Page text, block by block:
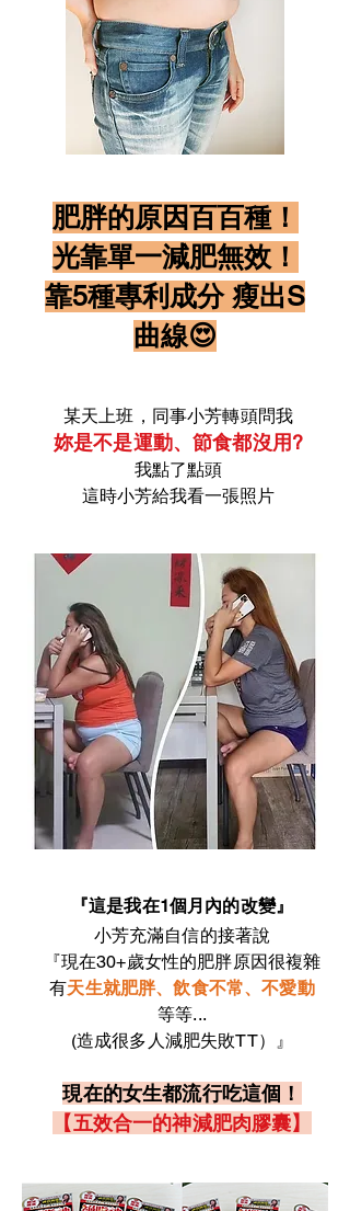
肥胖的原因百百種！
光靠單一減肥無效！
​靠5種專利成分 瘦出S
曲線😍
某天上班，同事小芳轉頭問我
妳是不是運動、節食都沒用?
我點了點頭
​這時小芳給我看一張照片
『這是我在1個月內的改變』
小芳充滿自信的接著說
『現在30+歲女性的肥胖原因很複雜
有天生就肥胖、飲食不常、不愛動
等等...
(造成很多人減肥失敗TT）
​』
現在的女生都流行吃這個！
【五效合一的神減肥肉膠囊】